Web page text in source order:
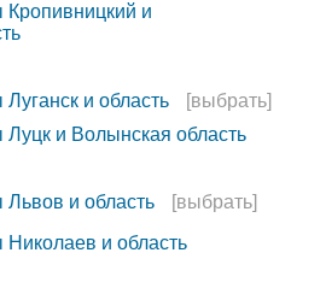
и
и область
[выбрать]
и Волынская область
и область
[выбрать]
и область